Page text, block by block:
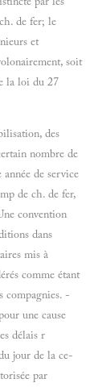
de fer; le
et
soit
la loi du 27
des
nombre de
de service
de ch. de fer,
convention
dans
mis à
comme étant
compagnies. -
une cause
délais r
jour de la ce-
par